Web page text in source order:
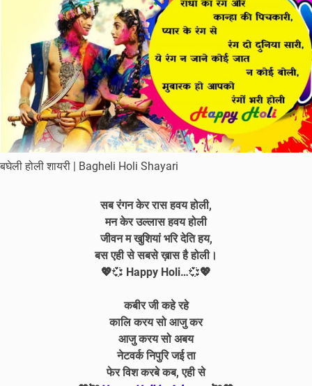
बघेली होली शायरी | Bagheli Holi Shayari
सब रंगन केर रास हवय होली,
मन केर उल्लास हवय होली
जीवन म खुशियां भरि देति हय,
बस एही से सबसे ख़ास है होली।
💖💞 Happy Holi…💞💖
कबीर जी कहे रहे
कालि करय सो आजु कर
आजु करय सो अबय
नेटवर्क निपुरि जई ता
फेर विश करबे कब, एही से